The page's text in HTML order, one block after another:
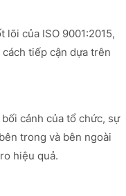
của ISO 9001:2015,
tiếp cận dựa trên
cảnh của tổ chức, sự
trong và bên ngoài
hiệu quả.